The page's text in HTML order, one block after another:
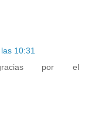
10:31
por el